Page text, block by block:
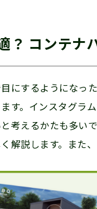
？ コンテナ
にするようになっ
す。インスタグラ
考えるかたも多い
解説します。また